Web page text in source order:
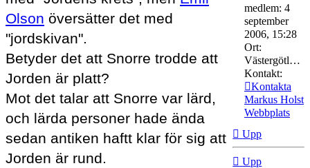
Olson översätter det med
"jordskivan".
Betyder det att Snorre trodde att
Jorden är platt?
Mot det talar att Snorre var lärd,
och lärda personer hade ända
sedan antiken haftt klar för sig att
Jorden är rund.
medlem: 4
september
2006, 15:28
Ort:
Västergötland
Kontakt:
Kontakta
Markus Holst
Webbplats
Upp
Upp